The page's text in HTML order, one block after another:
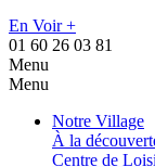
En Voir +
01 60 26 03 81
Menu
Menu
Notre Village
À la
Centre de